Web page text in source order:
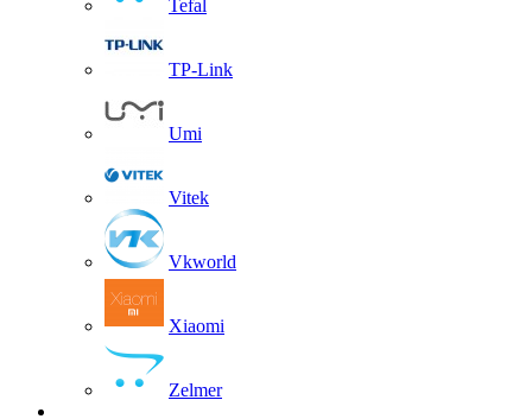
Tefal
TP-Link
Umi
Vitek
Vkworld
Xiaomi
Zelmer